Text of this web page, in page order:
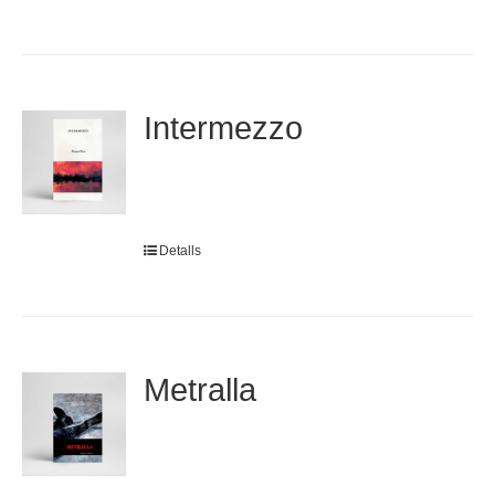
Intermezzo
Detalls
Metralla